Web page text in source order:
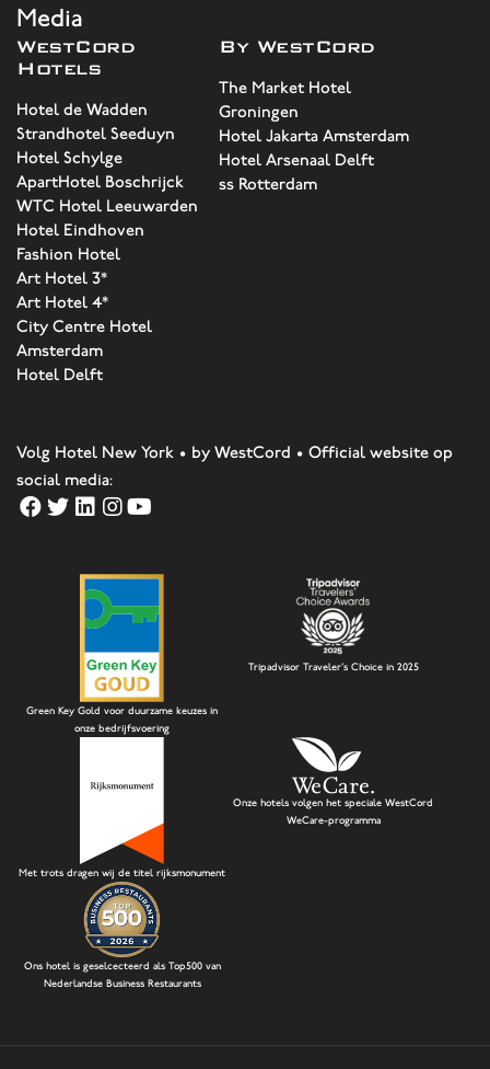
Media
WestCord
Hotels
Hotel de Wadden
Strandhotel Seeduyn
Hotel Schylge
ApartHotel Boschrijck
WTC Hotel Leeuwarden
Hotel Eindhoven
Fashion Hotel
Art Hotel 3*
Art Hotel 4*
City Centre Hotel
Amsterdam
Hotel Delft
By WestCord
The Market Hotel
Groningen
Hotel Jakarta Amsterdam
Hotel Arsenaal Delft
ss Rotterdam
Volg Hotel New York • by WestCord • Official website op
social media:
Green Key Gold voor duurzame keuzes in
onze bedrijfsvoering
Tripadvisor Traveler's Choice in 2025
Met trots dragen wij de titel rijksmonument
Onze hotels volgen het speciale WestCord
WeCare-programma
Ons hotel is geselcecteerd als Top500 van
Nederlandse Business Restaurants